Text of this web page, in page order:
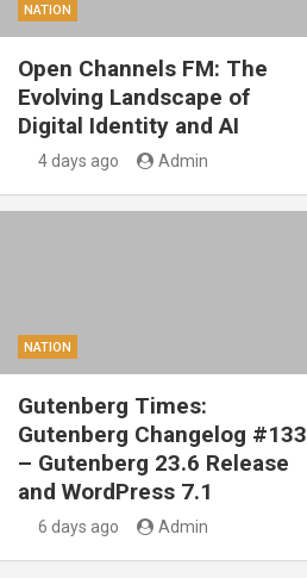
NATION
Open Channels FM: The
Evolving Landscape of
Digital Identity and AI
4 days ago Admin
NATION
Gutenberg Times:
Gutenberg Changelog #133
– Gutenberg 23.6 Release
and WordPress 7.1
6 days ago Admin